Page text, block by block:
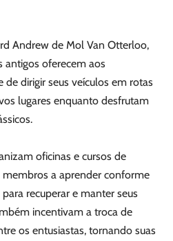
Andrew de Mol Van Otterloo,
antigos oferecem aos
dirigir seus veículos em rotas
lugares enquanto desfrutam
oficinas e cursos de
membros a aprender conforme
recuperar e manter seus
incentivam a troca de
os entusiastas, tornando suas